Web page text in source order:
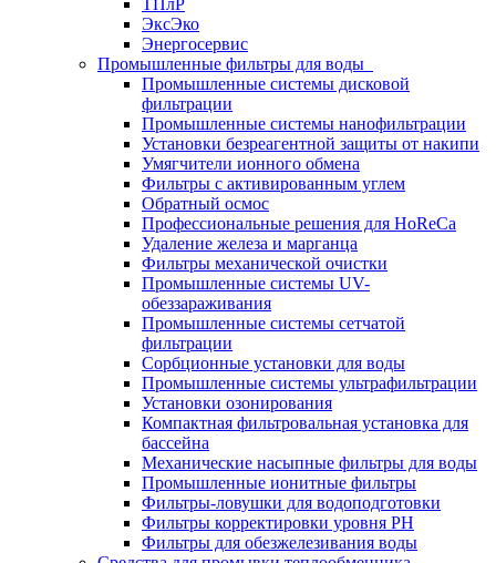
ТПлР
ЭксЭко
Энергосервис
Промышленные фильтры для воды
Промышленные системы дисковой
фильтрации
Промышленные системы нанофильтрации
Установки безреагентной защиты от накипи
Умягчители ионного обмена
Фильтры с активированным углем
Обратный осмос
Профессиональные решения для HoReCa
Удаление железа и марганца
Фильтры механической очистки
Промышленные системы UV-
обеззараживания
Промышленные системы сетчатой
фильтрации
Сорбционные установки для воды
Промышленные системы ультрафильтрации
Установки озонирования
Компактная фильтровальная установка для
бассейна
Механические насыпные фильтры для воды
Промышленные ионитные фильтры
Фильтры-ловушки для водоподготовки
Фильтры корректировки уровня PH
Фильтры для обезжелезивания воды